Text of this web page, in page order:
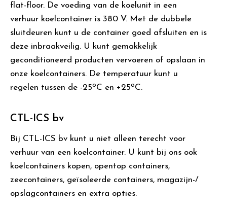
flat-floor. De voeding van de koelunit in een
verhuur koelcontainer is 380 V. Met de dubbele
sluitdeuren kunt u de container goed afsluiten en is
deze inbraakveilig. U kunt gemakkelijk
geconditioneerd producten vervoeren of opslaan in
onze koelcontainers. De temperatuur kunt u
regelen tussen de -25oC en +25oC.
CTL-ICS bv
Bij CTL-ICS bv kunt u niet alleen terecht voor
verhuur van een koelcontainer. U kunt bij ons ook
koelcontainers kopen, opentop containers,
zeecontainers, geïsoleerde containers, magazijn-/
opslagcontainers en extra opties.